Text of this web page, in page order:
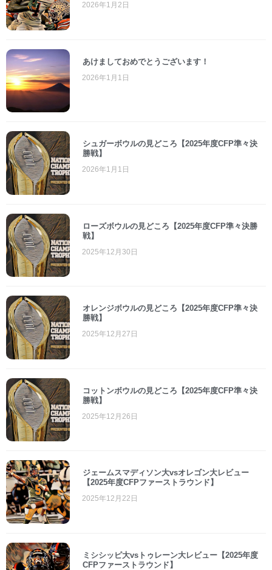
2026年1月2日
あけましておめでとうございます！
2026年1月1日
シュガーボウルの見どころ【2025年度CFP準々決
勝戦】
2026年1月1日
ローズボウルの見どころ【2025年度CFP準々決勝
戦】
2025年12月30日
オレンジボウルの見どころ【2025年度CFP準々決
勝戦】
2025年12月27日
コットンボウルの見どころ【2025年度CFP準々決
勝戦】
2025年12月26日
ジェームスマディソン大vsオレゴン大レビュー
【2025年度CFPファーストラウンド】
2025年12月22日
ミシシッピ大vsトゥレーン大レビュー【2025年度
CFPファーストラウンド】